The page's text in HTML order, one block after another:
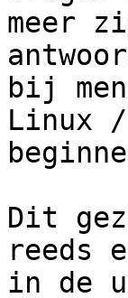
meer
bij
Linux
Dit
reeds